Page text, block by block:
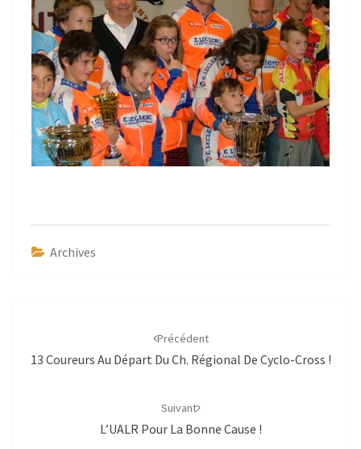
Archives
Précédent
13 Coureurs Au Départ Du Ch. Régional De Cyclo-Cross !
Suivant
L’UALR Pour La Bonne Cause !